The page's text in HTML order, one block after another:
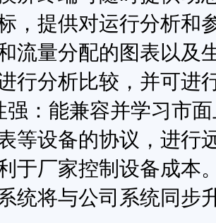
，提供对运行分析和
流量分配的图表以及
行分析比较，并可进
强：能兼容并学习市
等设备的协议，进行
于厂家控制设备成本
统将与公司系统同步